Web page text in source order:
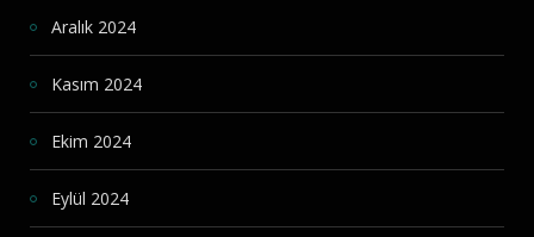
Aralık 2024
Kasım 2024
Ekim 2024
Eylül 2024